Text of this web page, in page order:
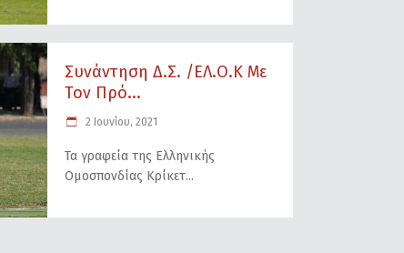
Συνάντηση Δ.Σ. /ΕΛ.Ο.Κ Με
Τον Πρό...
2 Ιουνίου, 2021
Τα γραφεία της Ελληνικής
Ομοσπονδίας Κρίκετ